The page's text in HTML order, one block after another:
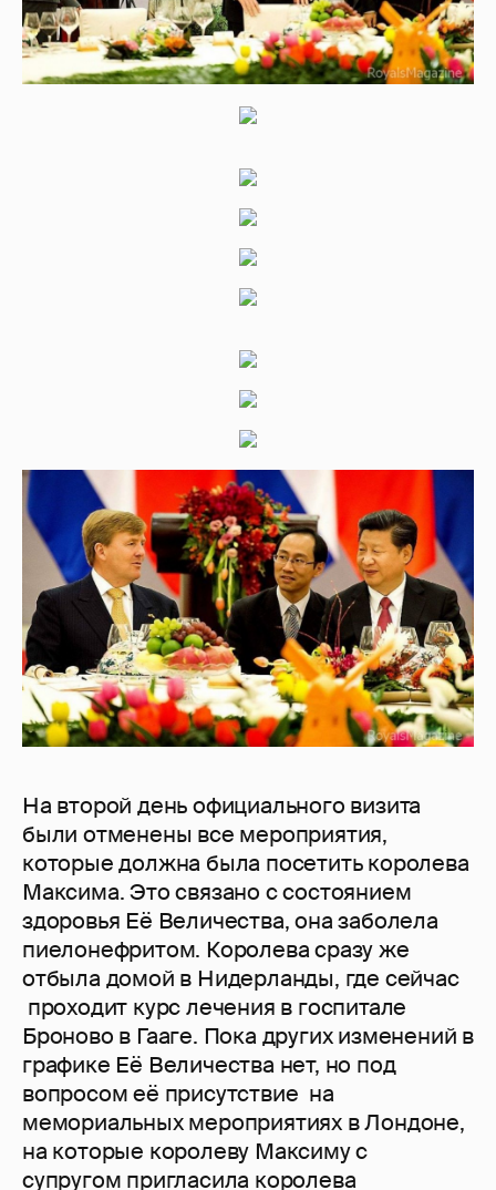
На второй день официального визита
были отменены все мероприятия,
которые должна была посетить королева
Максима. Это связано с состоянием
здоровья Её Величества, она заболела
пиелонефритом. Королева сразу же
отбыла домой в Нидерланды, где сейчас
проходит курс лечения в госпитале
Броново в Гааге. Пока других изменений в
графике Её Величества нет, но под
вопросом её присутствие на
мемориальных мероприятиях в Лондоне,
на которые королеву Максиму с
супругом пригласила королева